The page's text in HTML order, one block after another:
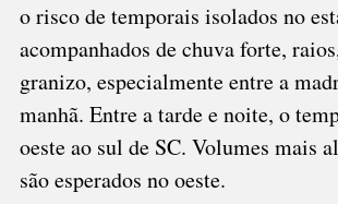
o risco de temporais isolados no
acompanhados de chuva forte,
granizo, especialmente entre a
manhã. Entre a tarde e noite, o
oeste ao sul de SC. Volumes mais
são esperados no oeste.